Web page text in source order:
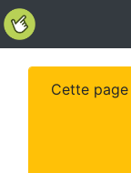
Cette